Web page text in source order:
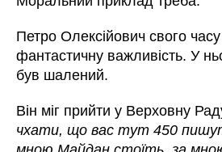
Петро Олексійович свого
фантастичну важливість. У
був шалений.
Він міг прийти у Верховну
чхати, що вас тут 450